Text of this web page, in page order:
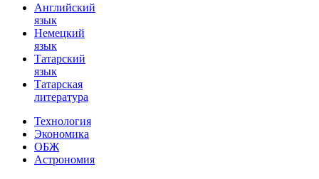
Английский
язык
Немецкий
язык
Татарский
язык
Татарская
литература
Технология
Экономика
ОБЖ
Астрономия